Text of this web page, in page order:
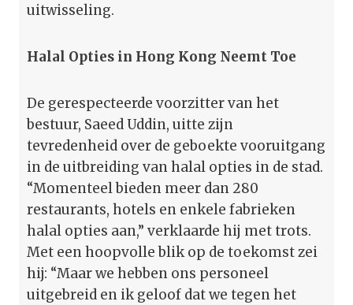
uitwisseling.
Halal Opties in Hong Kong Neemt Toe
De gerespecteerde voorzitter van het
bestuur, Saeed Uddin, uitte zijn
tevredenheid over de geboekte vooruitgang
in de uitbreiding van halal opties in de stad.
“Momenteel bieden meer dan 280
restaurants, hotels en enkele fabrieken
halal opties aan,” verklaarde hij met trots.
Met een hoopvolle blik op de toekomst zei
hij: “Maar we hebben ons personeel
uitgebreid en ik geloof dat we tegen het